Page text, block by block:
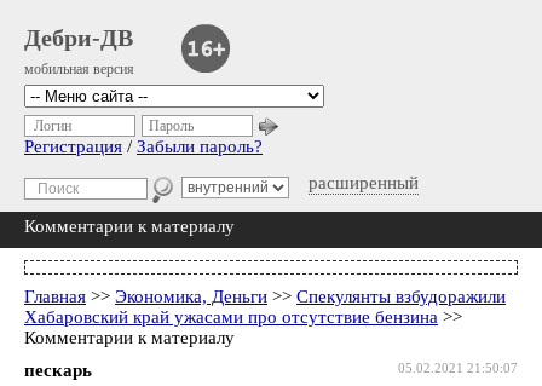
Дебри-ДВ
мобильная версия
расширенный
Логин Пароль
Регистрация / Забыли пароль?
Комментарии к материалу
Главная >> Экономика, Деньги >> Спекулянты взбудоражили
Хабаровский край ужасами про отсутствие бензина >>
Комментарии к материалу
05.02.2021 21:50:07
пескарь